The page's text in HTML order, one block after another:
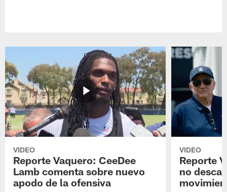
VIDEO
Reporte Vaquero: CeeDee
Lamb comenta sobre nuevo
apodo de la ofensiva
VIDEO
Reporte
no